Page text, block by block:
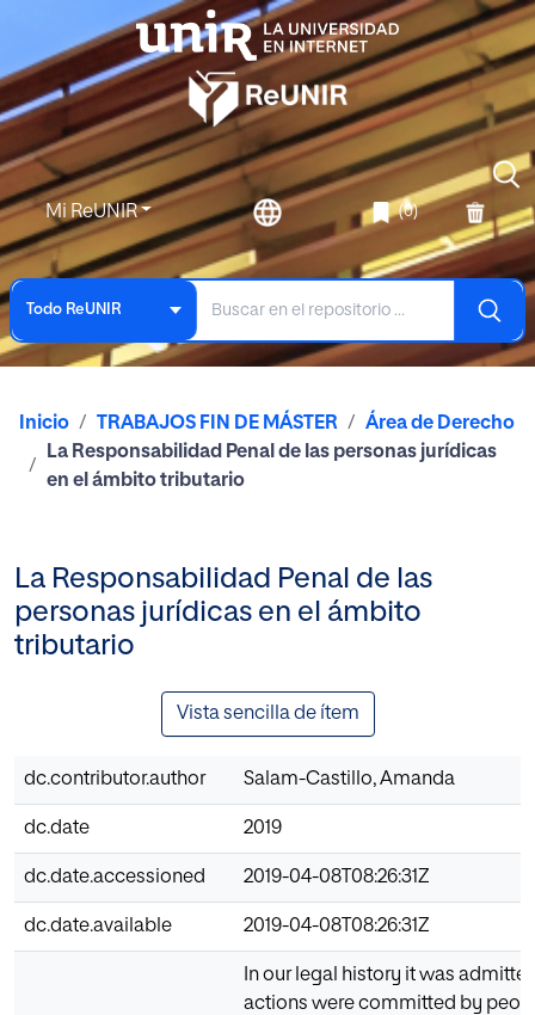
Mi ReUNIR (0)
Todo ReUNIR
Inicio TRABAJOS FIN DE MÁSTER
Área de Derecho
La Responsabilidad Penal de las personas jurídicas
en el ámbito tributario
La Responsabilidad Penal de las
personas jurídicas en el ámbito
tributario
Vista sencilla de ítem
dc.contributor.author Salam-Castillo, Amanda
dc.date 2019
dc.date.accessioned 2019-04-08T08:26:31Z
dc.date.available 2019-04-08T08:26:31Z
In our legal history it was
actions were committed by